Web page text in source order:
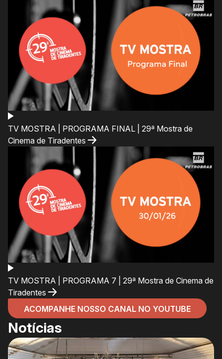
TV MOSTRA | PROGRAMA FINAL | 29ª Mostra de
Cinema de Tiradentes
TV MOSTRA | PROGRAMA 7 | 29ª Mostra de Cinema de
Tiradentes
ACOMPANHE NOSSO CANAL NO YOUTUBE
Notícias